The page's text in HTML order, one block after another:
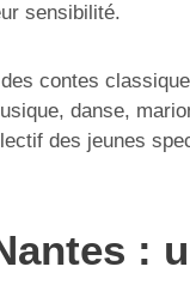
sensibilité.
contes
danse,
des jeunes
: